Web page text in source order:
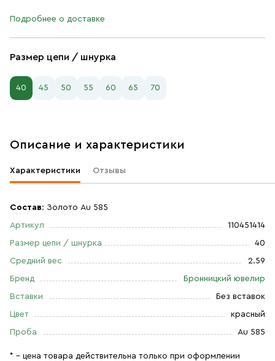
Размер цепи / шнурка
40 45 50 55 60 65 70
Подробнее о доставке
Описание и характеристики
Характеристики Отзывы
Состав: Золото Au 585
Артикул 110451414
Размер цепи / шнурка 40
Средний вес 2.59
Бренд Бронницкий ювелир
Вставки Без вставок
Цвет красный
Проба Au 585
* – цена товара действительна только при оформлении